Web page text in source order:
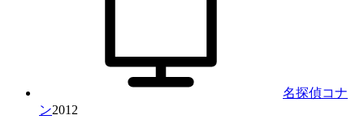
名探偵コナ
ン2012